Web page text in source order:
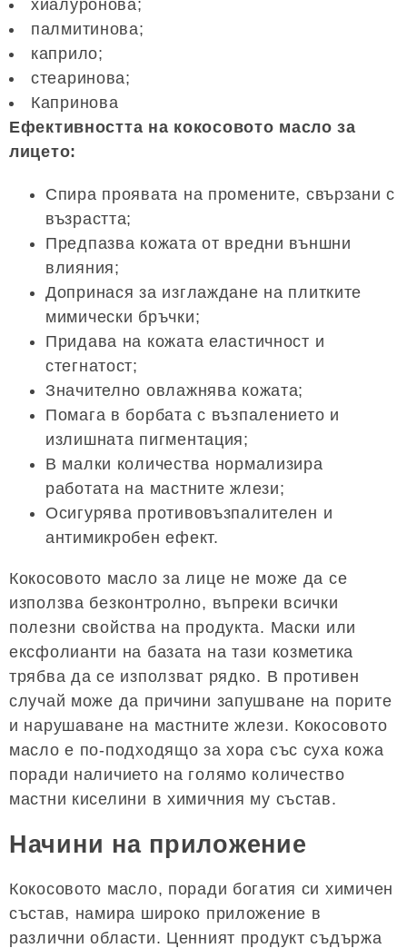
хиалуронова;
палмитинова;
каприло;
стеаринова;
Капринова
Ефективността на кокосовото масло за
лицето:
Спира проявата на промените, свързани с
възрастта;
Предпазва кожата от вредни външни
влияния;
Допринася за изглаждане на плитките
мимически бръчки;
Придава на кожата еластичност и
стегнатост;
Значително овлажнява кожата;
Помага в борбата с възпалението и
излишната пигментация;
В малки количества нормализира
работата на мастните жлези;
Осигурява противовъзпалителен и
антимикробен ефект.
Кокосовото масло за лице не може да се
използва безконтролно, въпреки всички
полезни свойства на продукта. Маски или
ексфолианти на базата на тази козметика
трябва да се използват рядко. В противен
случай може да причини запушване на порите
и нарушаване на мастните жлези. Кокосовото
масло е по-подходящо за хора със суха кожа
поради наличието на голямо количество
мастни киселини в химичния му състав.
Начини на приложение
Кокосовото масло, поради богатия си химичен
състав, намира широко приложение в
различни области. Ценният продукт съдържа